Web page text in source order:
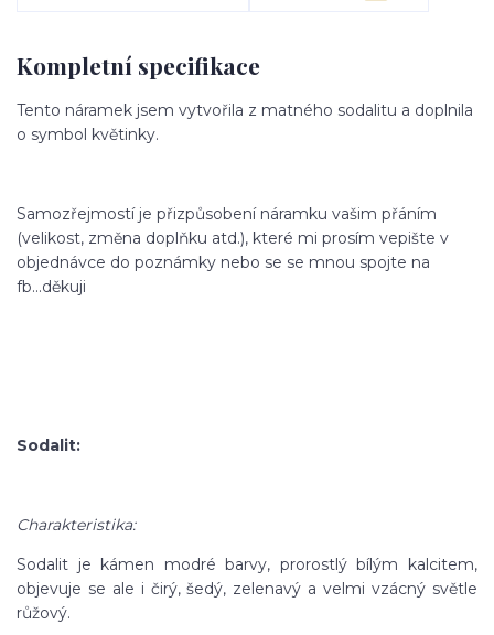
Kompletní specifikace
Tento náramek jsem vytvořila z matného sodalitu a doplnila
o symbol květinky.
Samozřejmostí je přizpůsobení náramku vašim přáním
(velikost, změna doplňku atd.), které mi prosím vepište v
objednávce do poznámky nebo se se mnou spojte na
fb...děkuji
Sodalit:
Charakteristika:
Sodalit je kámen modré barvy, prorostlý bílým kalcitem,
objevuje se ale i čirý, šedý, zelenavý a velmi vzácný světle
růžový.